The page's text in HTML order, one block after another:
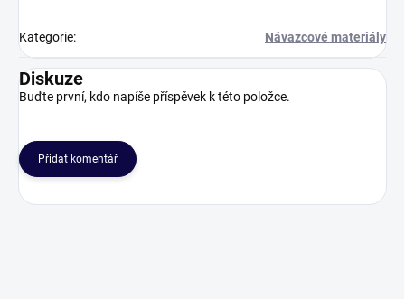
Kategorie: Návazcové materiály
Diskuze
Buďte první, kdo napíše příspěvek k této položce.
Přidat komentář